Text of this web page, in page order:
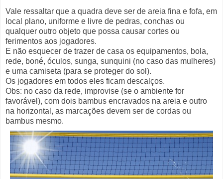
Vale ressaltar que a quadra deve ser de areia fina e fofa, em
local plano, uniforme e livre de pedras, conchas ou
qualquer outro objeto que possa causar cortes ou
ferimentos aos jogadores.
E não esquecer de trazer de casa os equipamentos, bola,
rede, boné, óculos, sunga, sunquini (no caso das mulheres)
e uma camiseta (para se proteger do sol).
Os jogadores em todos eles ficam descalços.
Obs: no caso da rede, improvise (se o ambiente for
favorável), com dois bambus encravados na areia e outro
na horizontal, as marcações devem ser de cordas ou
bambus mesmo.